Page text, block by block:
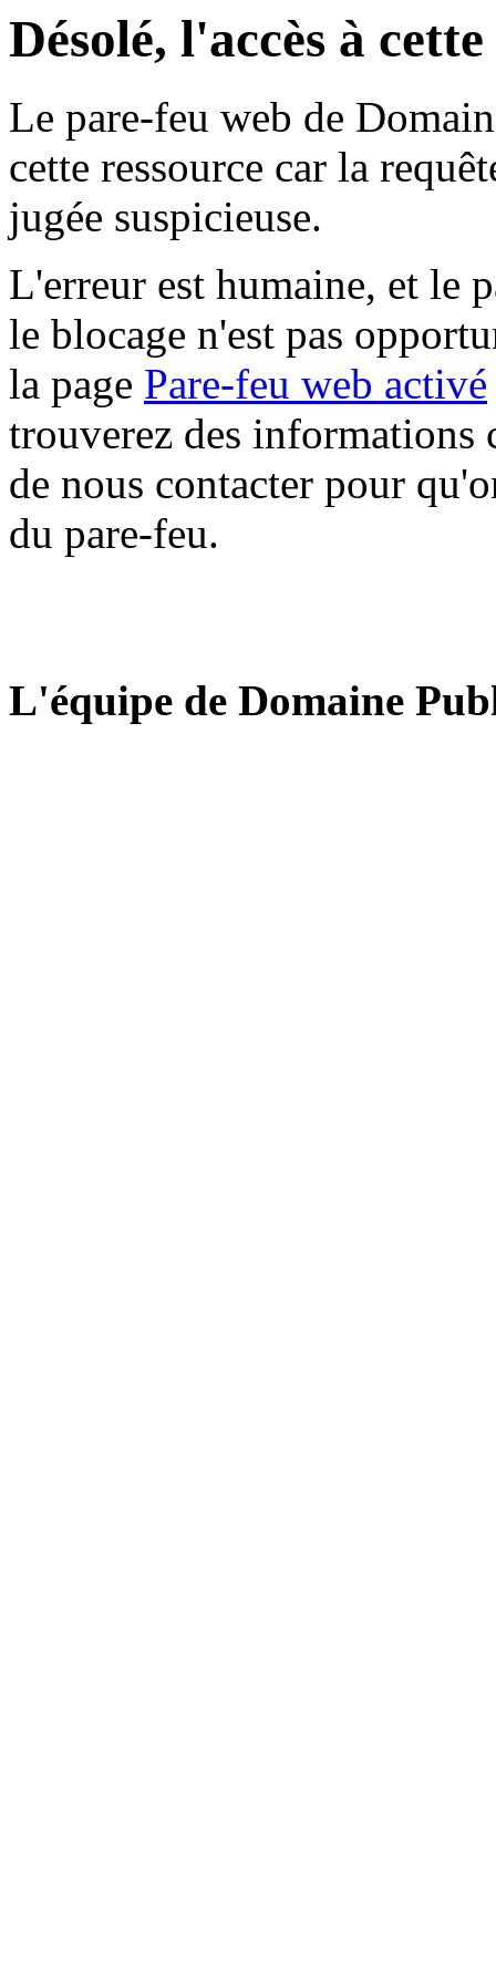
Désolé, l'accès à
Le pare-feu web de
cette ressource car la
jugée suspicieuse.
L'erreur est humaine, et le
le blocage n'est pas
la page Pare-feu web activé
trouverez des informations
de nous contacter pour
du pare-feu.
L'équipe de Domaine